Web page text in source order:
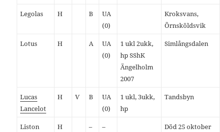
Legolas H B
UA
(0)
Kroksvans,
Örnsköldsvik
Lotus H A
UA
(0)
1 ukl 2ukk,
hp SShK
Ängelholm
2007
Simlångsdalen
Lucas
Lancelot
H Ѵ B
UA
(0)
1 ukl, 3ukk,
hp
Tandsbyn
Liston H – –
Död 25 oktober